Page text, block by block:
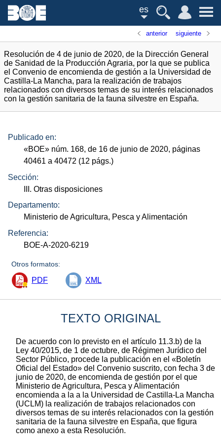
es
anterior siguiente
Resolución de 4 de junio de 2020, de la Dirección General
de Sanidad de la Producción Agraria, por la que se publica
el Convenio de encomienda de gestión a la Universidad de
Castilla-La Mancha, para la realización de trabajos
relacionados con diversos temas de su interés relacionados
con la gestión sanitaria de la fauna silvestre en España.
Publicado en:
«BOE» núm. 168, de 16 de junio de 2020, páginas
40461 a 40472 (12 págs.)
Sección:
III. Otras disposiciones
Departamento:
Ministerio de Agricultura, Pesca y Alimentación
Referencia:
BOE-A-2020-6219
Otros formatos:
PDF XML
TEXTO ORIGINAL
De acuerdo con lo previsto en el artículo 11.3.b) de la
Ley 40/2015, de 1 de octubre, de Régimen Jurídico del
Sector Público, procede la publicación en el «Boletín
Oficial del Estado» del Convenio suscrito, con fecha 3 de
junio de 2020, de encomienda de gestión por el que
Ministerio de Agricultura, Pesca y Alimentación
encomienda a la a la Universidad de Castilla-La Mancha
(UCLM) la realización de trabajos relacionados con
diversos temas de su interés relacionados con la gestión
sanitaria de la fauna silvestre en España, que figura
como anexo a esta Resolución.